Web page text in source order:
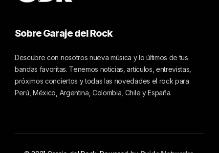
Sobre Garaje del Rock
Descubre con nosotros nueva música y lo últimos de tus
bandas favoritas. Tenemos noticias, artículos, entrevistas,
próximos conciertos y todas las novedades el rock para
Perú, México, Argentina, Colombia, Chile y España.